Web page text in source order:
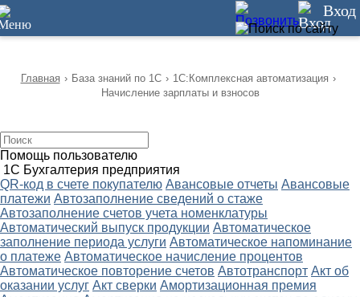
12 Вход
Главная › База знаний по 1С › 1С:Комплексная автоматизация ›
Начисление зарплаты и взносов
Помощь пользователю
1С Бухгалтерия предприятия
QR-код в счете покупателю Авансовые отчеты Авансовые
платежи Автозаполнение сведений о стаже
Автозаполнение счетов учета номенклатуры
Автоматический выпуск продукции Автоматическое
заполнение периода услуги Автоматическое напоминание
о платеже Автоматическое начисление процентов
Автоматическое повторение счетов Автотранспорт Акт об
оказании услуг Акт сверки Амортизационная премия